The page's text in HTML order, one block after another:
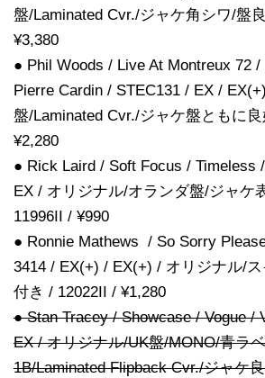
盤/Laminated Cvr./ジャケ角シワ/盤
¥3,380
● Phil Woods / Live At Montreux 72 /
Pierre Cardin / STEC131 / EX /
盤/Laminated Cvr./ジャケ盤ともに
¥2,280
● Rick Laird / Soft Focus / Timeless
EX / オリジナル/オランダ盤/ジャケ
11996II / ¥990
● Ronnie Mathews / So Sorry
3414 / EX(+) / EX(+) / オリジナル/
付き / 12022II / ¥1,280
● Stan Tracey / Showcase / Vogue /
EX / オリジナル/UK盤/MONO/青ラ
1B/Laminated Flipback Cvr./ジャケ